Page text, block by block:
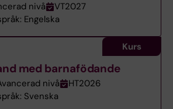
nivå
VT2027
Engelska
med barnafödande
nivå
HT2026
Svenska
Kurs